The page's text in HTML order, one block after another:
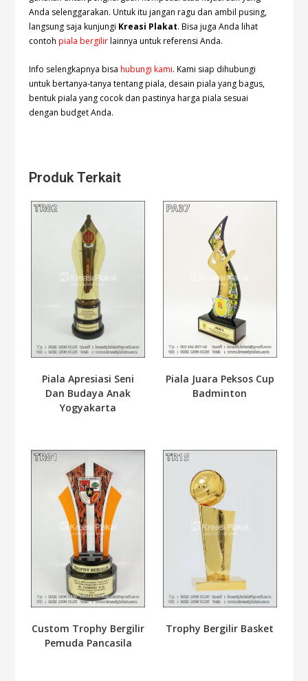
Anda selenggarakan. Untuk itu jangan ragu dan ambil pusing,
langsung saja kunjungi Kreasi Plakat. Bisa juga Anda lihat
contohpiala bergilirlainnya untuk referensi Anda.
Info selengkapnya bisahubungi kami. Kami siap dihubungi
untuk bertanya-tanya tentang piala, desain piala yang bagus,
bentuk piala yang cocok dan pastinya harga piala sesuai
dengan budget Anda.
Produk Terkait
Piala Apresiasi Seni
Dan Budaya Anak
Yogyakarta
Piala Juara Peksos Cup
Badminton
Custom Trophy Bergilir
Pemuda Pancasila
Trophy Bergilir Basket